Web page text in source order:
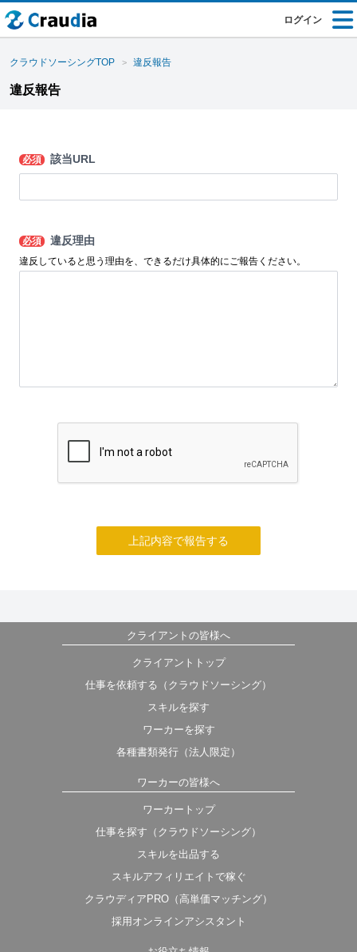
ログイン
クラウドソーシングTOP 違反報告
違反報告
必須 該当URL
必須 違反理由
違反していると思う理由を、できるだけ具体的にご報告ください。
上記内容で報告する
クライアントの皆様へ
クライアントトップ
仕事を依頼する（クラウドソーシング）
スキルを探す
ワーカーを探す
各種書類発行（法人限定）
ワーカーの皆様へ
ワーカートップ
仕事を探す（クラウドソーシング）
スキルを出品する
スキルアフィリエイトで稼ぐ
クラウディアPRO（高単価マッチング）
採用オンラインアシスタント